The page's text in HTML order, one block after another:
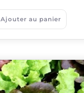
Ajouter au panier